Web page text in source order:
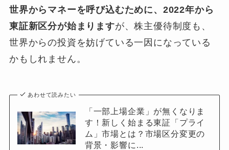
世界からマネーを呼び込むために、2022年から
東証新区分が始まりますが、株主優待制度も、
世界からの投資を妨げている一因になっている
かもしれません。
あわせて読みたい
「一部上場企業」が無くなりま
す！新しく始まる東証「プライ
ム」市場とは？市場区分変更の
背景・影響に...